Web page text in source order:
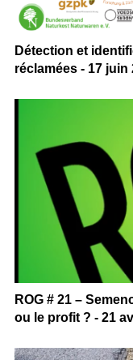
Détection et
réclamées - 17 juin
ROG # 21 –
ou le profit ? - 21